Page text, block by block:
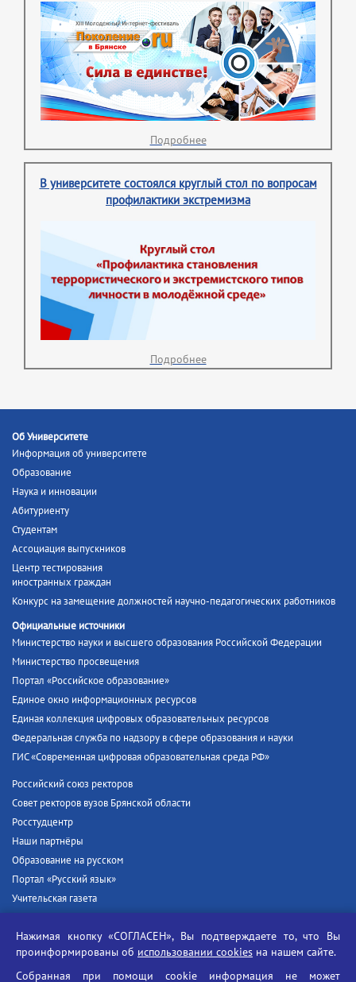
Подробнее
В университете состоялся круглый стол по вопросам
профилактики экстремизма
Подробнее
Об Университете
Информация об университете
Образование
Наука и инновации
Абитуриенту
Студентам
Ассоциация выпускников
Центр тестирования
иностранных граждан
Конкурс на замещение должностей научно-педагогических работников
Официальные источники
Министерство науки и высшего образования Российской Федерации
Министерство просвещения
Портал «Российское образование»
Единое окно информационных ресурсов
Единая коллекция цифровых образовательных ресурсов
Федеральная служба по надзору в сфере образования и науки
ГИС «Современная цифровая образовательная среда РФ»
Российский союз ректоров
Совет ректоров вузов Брянской области
Росстудцентр
Наши партнёры
Образование на русском
Портал «Русский язык»
Учительская газета
Единый портал государственных услуг
Нажимая кнопку «СОГЛАСЕН», Вы подтверждаете то, что Вы
проинформированы об использовании cookies на нашем сайте.
Собранная при помощи cookie информация не может